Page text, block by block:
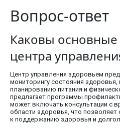
Вопрос-ответ
Каковы
центра
Центр управления здоровьем
мониторингу состояния
планированию питания и
предлагает программы
может включать консультации с
области здоровья, что
к поддержанию здоровья и